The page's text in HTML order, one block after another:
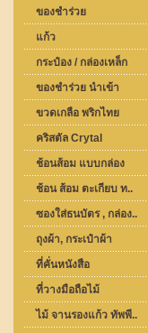
ของชำร่วย
แก้ว
กระป๋อง / กล่องเหล็ก
ของชำร่วย นำเข้า
ขวดเกลือ พริกไทย
คริสตัล Crytal
ช้อนส้อม แบบกล่อง
ช้อน ส้อม ตะเกียบ ท..
ซองใส่ธนบัตร , กล่อง..
ถุงผ้า, กระเป๋าผ้า
ที่คั่นหนังสือ
ที่วางมือถือไม้
ไม้ จานรองแก้ว ทัพพี..